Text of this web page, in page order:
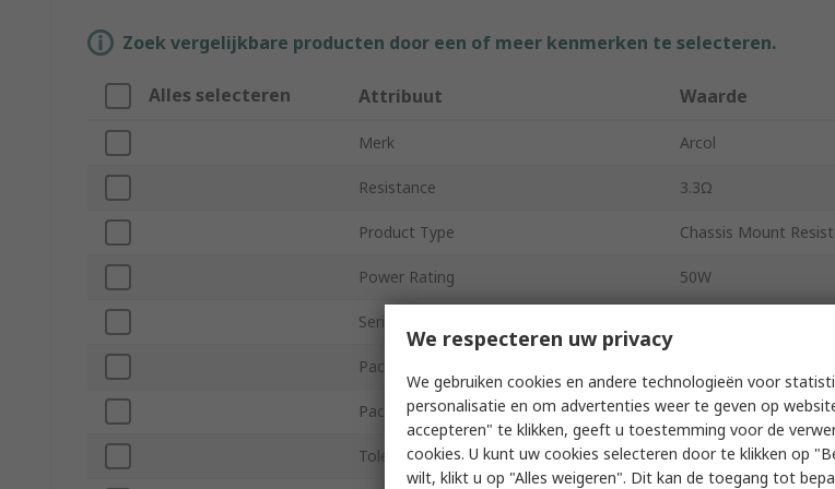
Zoek vergelijkbare producten door een of meer kenmerken te selecteren.
Alles selecteren Attribuut Waarde
Merk Arcol
Resistance 3.3Ω
Product Type Chassis Mount
Power Rating 50W
Series
Packaging
Package/Case Aluminium
Tolerance ±5 %
We respecteren uw privacy
We gebruiken cookies en andere technologieën voor
personalisatie en om advertenties weer te geven op
accepteren" te klikken, geeft u toestemming voor de
cookies. U kunt uw cookies selecteren door te klikken op
wilt, klikt u op "Alles weigeren". Dit kan de toegang tot